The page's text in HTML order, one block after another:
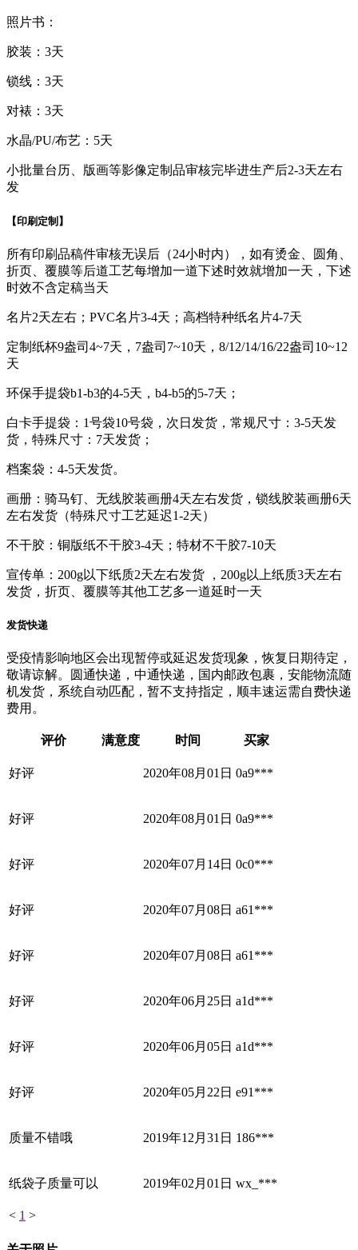
照片书：
胶装：3天
锁线：3天
对裱：3天
水晶/PU/布艺：5天
小批量台历、版画等影像定制品审核完毕进生产后2-3天左右
发
【印刷定制】
所有印刷品稿件审核无误后（24小时内），如有烫金、圆角、
折页、覆膜等后道工艺每增加一道下述时效就增加一天，下述
时效不含定稿当天
名片2天左右；PVC名片3-4天；高档特种纸名片4-7天
定制纸杯9盎司4~7天，7盎司7~10天，8/12/14/16/22盎司10~12
天
环保手提袋b1-b3的4-5天，b4-b5的5-7天；
白卡手提袋：1号袋10号袋，次日发货，常规尺寸：3-5天发
货，特殊尺寸：7天发货；
档案袋：4-5天发货。
画册：骑马钉、无线胶装画册4天左右发货，锁线胶装画册6天
左右发货（特殊尺寸工艺延迟1-2天）
不干胶：铜版纸不干胶3-4天；特材不干胶7-10天
宣传单：200g以下纸质2天左右发货 ，200g以上纸质3天左右
发货，折页、覆膜等其他工艺多一道延时一天
发货快递
受疫情影响地区会出现暂停或延迟发货现象，恢复日期待定，
敬请谅解。圆通快递，中通快递，国内邮政包裹，安能物流随
机发货，系统自动匹配，暂不支持指定，顺丰速运需自费快递
费用。
评价 满意度 时间 买家
好评 2020年08月01日 0a9***
好评 2020年08月01日 0a9***
好评 2020年07月14日 0c0***
好评 2020年07月08日 a61***
好评 2020年07月08日 a61***
好评 2020年06月25日 a1d***
好评 2020年06月05日 a1d***
好评 2020年05月22日 e91***
质量不错哦 2019年12月31日 186***
纸袋子质量可以 2019年02月01日 wx_***
< 1 >